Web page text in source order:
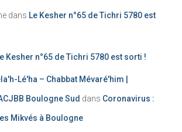
dans Le Kesher n°65 de Tichri 5780 est
Kesher n°65 de Tichri 5780 est sorti !
Lé'ha – Chabbat Mévaré'him |
Boulogne Sud dans Coronavirus :
Mikvés à Boulogne